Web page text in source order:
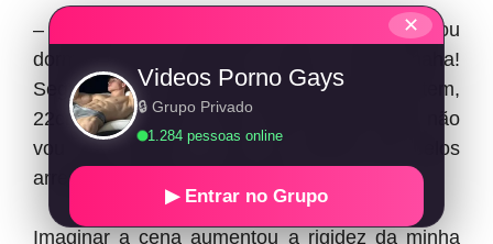
– Aquele ali é um jegue! Já me arregaçou
dormindo e ninguém sabe, hahahahaha!
Segredo, viu? Mó pirocão grosso que ele tem,
22cm, maior que o seu. Acha mesmo que não
vou dar conta? – ele me deixou de pelos
arrepiados com tanta baixaria.
Imaginar a cena aumentou a rigidez da minha
✕
Videos Porno Gays
🔒 Grupo Privado
1.284 pessoas online
▶ Entrar no Grupo